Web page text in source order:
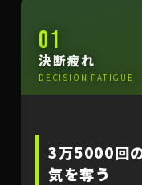
01
決断疲れ
DECISION FATIGUE
3万5000回
気を奪う